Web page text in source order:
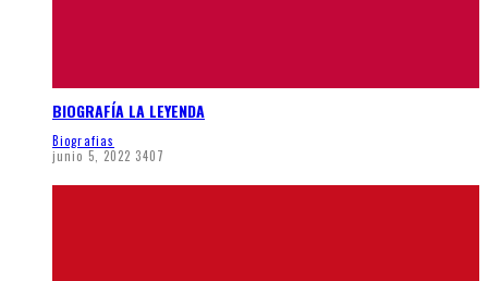
BIOGRAFÍA LA LEYENDA
Biografias
junio 5, 2022 3407